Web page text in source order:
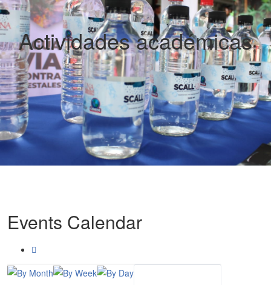
Actividades académicas
Events Calendar